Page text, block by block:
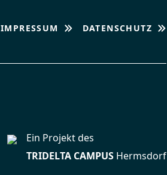
IMPRESSUM DATENSCHUTZ
Ein Projekt des
TRIDELTA CAMPUS Hermsdorf